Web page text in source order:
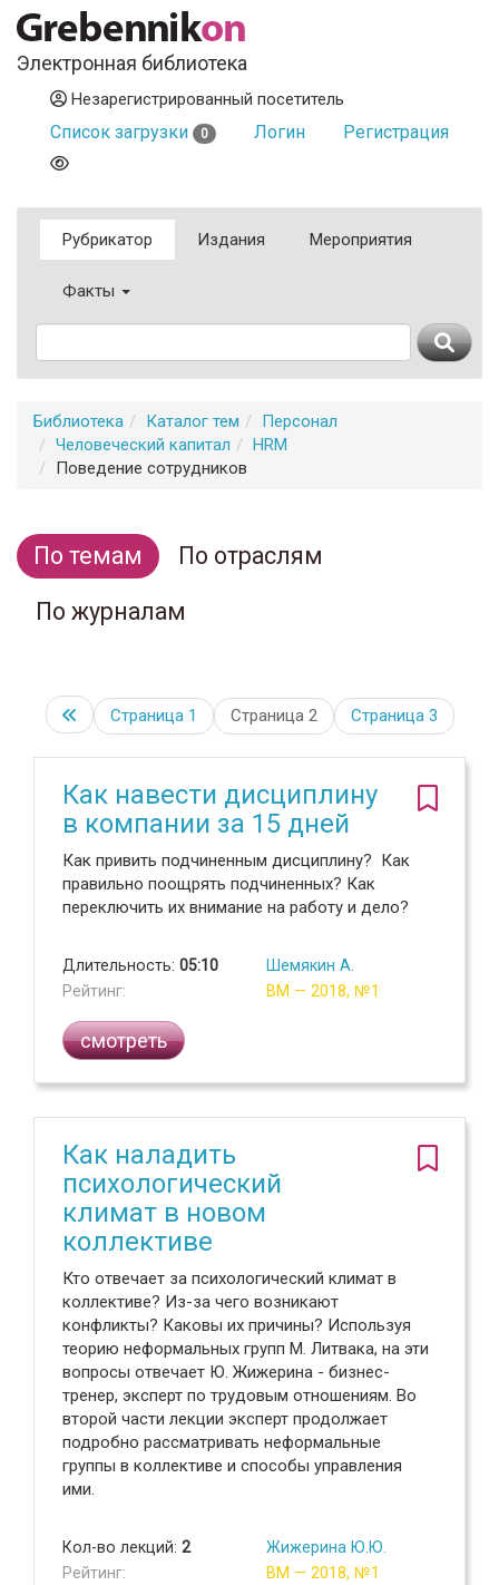
Электронная библиотека
Незарегистрированный посетитель
Список загрузки 0 Логин Регистрация
Рубрикатор Издания Мероприятия
Факты
Библиотека Каталог тем
Персонал
Человеческий капитал
HRM
Поведение сотрудников
По темам
По отраслям
По журналам
Страница 1 Страница 2 Страница 3
Как навести дисциплину
в компании за 15 дней
Как привить подчиненным дисциплину? Как
правильно поощрять подчиненных? Как
переключить их внимание на работу и дело?
Длительность: 05:10
Рейтинг:
Шемякин А.
ВМ — 2018, №1
смотреть
Как наладить
психологический
климат в новом
коллективе
Кто отвечает за психологический климат в
коллективе? Из-за чего возникают
конфликты? Каковы их причины? Используя
теорию неформальных групп М. Литвака, на эти
вопросы отвечает Ю. Жижерина - бизнес-
тренер, эксперт по трудовым отношениям. Во
второй части лекции эксперт продолжает
подробно рассматривать неформальные
группы в коллективе и способы управления
ими.
Кол-во лекций: 2
Рейтинг:
Жижерина Ю.Ю.
ВМ — 2018, №1